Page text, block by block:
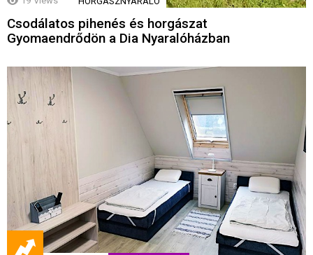
Csodálatos pihenés és horgászat
Gyomaendrődön a Dia Nyaralóházban